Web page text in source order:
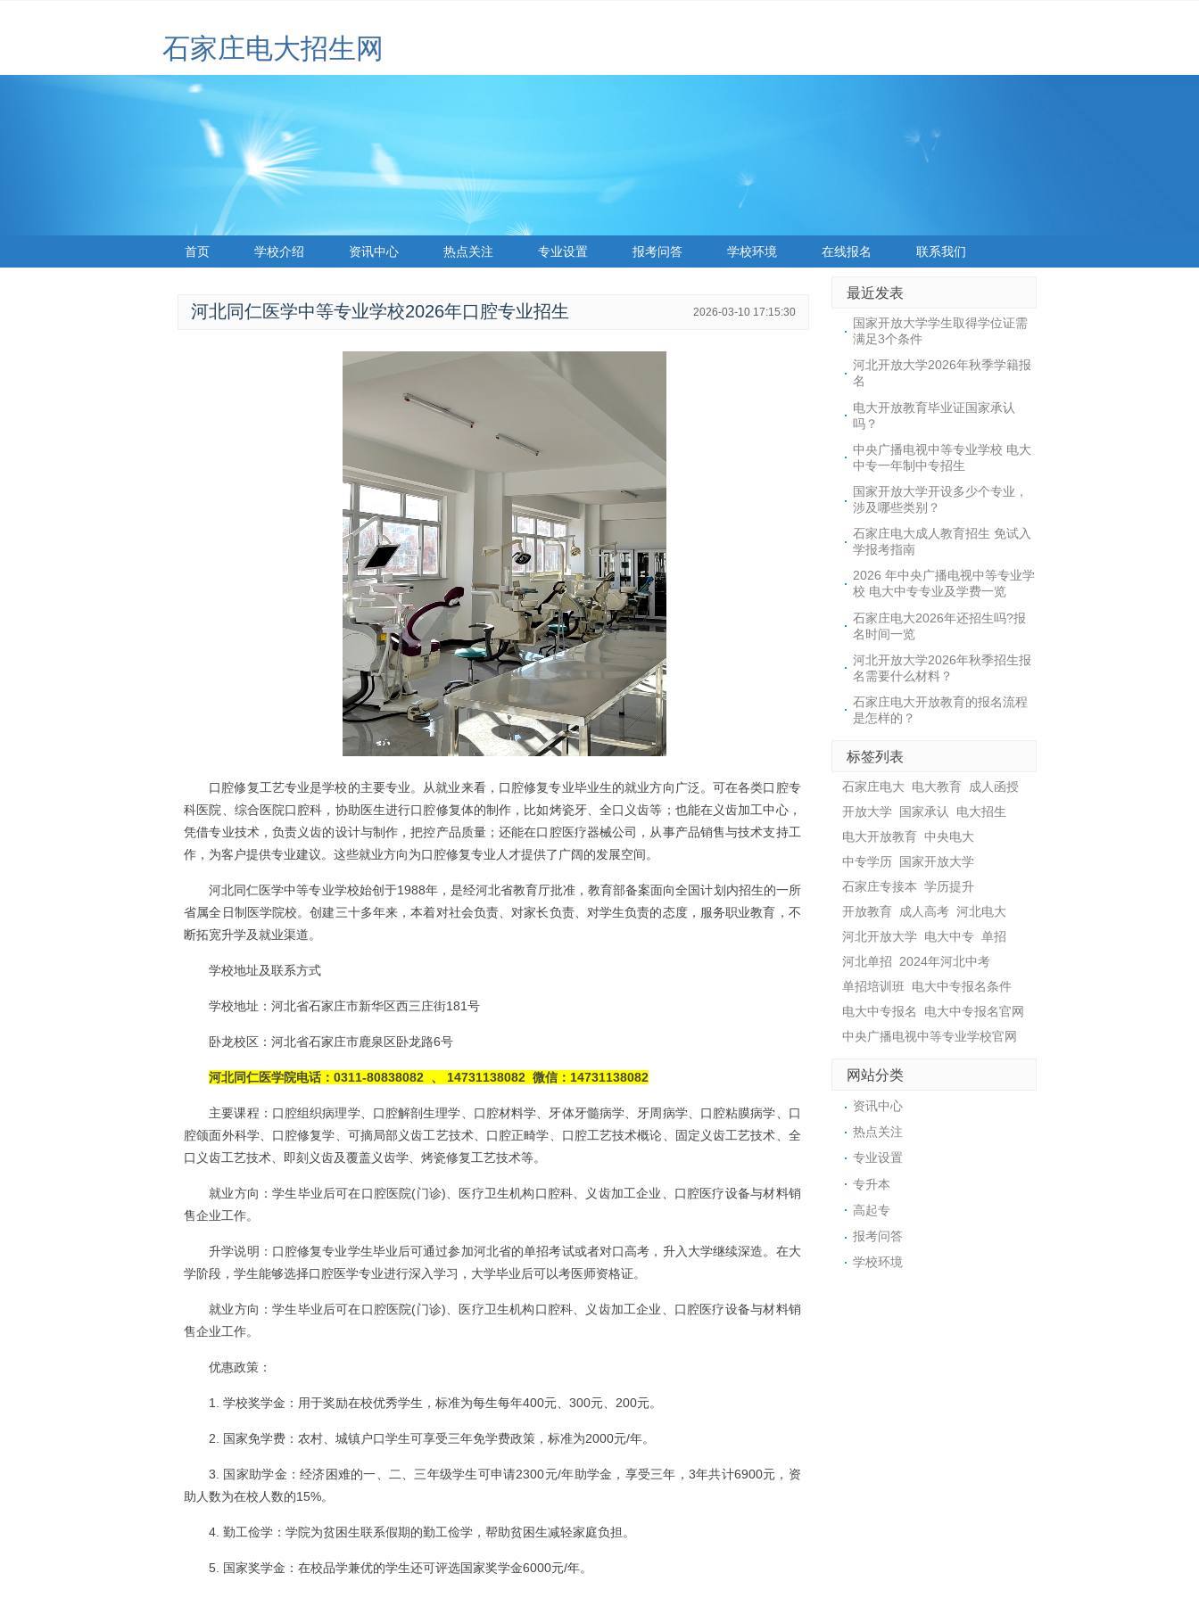
石家庄电大招生网
首页 学校介绍 资讯中心 热点关注 专业设置 报考问答 学校环境 在线报名 联系我们
河北同仁医学中等专业学校2026年口腔专业招生 2026-03-10 17:15:30
口腔修复工艺专业是学校的主要专业。从就业来看，口腔修复专业毕业生的就业方向广泛。可在各类口腔专
科医院、综合医院口腔科，协助医生进行口腔修复体的制作，比如烤瓷牙、全口义齿等；也能在义齿加工中心，
凭借专业技术，负责义齿的设计与制作，把控产品质量；还能在口腔医疗器械公司，从事产品销售与技术支持工
作，为客户提供专业建议。这些就业方向为口腔修复专业人才提供了广阔的发展空间。
河北同仁医学中等专业学校始创于1988年，是经河北省教育厅批准，教育部备案面向全国计划内招生的一所
省属全日制医学院校。创建三十多年来，本着对社会负责、对家长负责、对学生负责的态度，服务职业教育，不
断拓宽升学及就业渠道。
学校地址及联系方式
学校地址：河北省石家庄市新华区西三庄街181号
卧龙校区：河北省石家庄市鹿泉区卧龙路6号
河北同仁医学院电话：0311-80838082 、 14731138082 微信：14731138082
主要课程：口腔组织病理学、口腔解剖生理学、口腔材料学、牙体牙髓病学、牙周病学、口腔粘膜病学、口
腔颌面外科学、口腔修复学、可摘局部义齿工艺技术、口腔正畸学、口腔工艺技术概论、固定义齿工艺技术、全
口义齿工艺技术、即刻义齿及覆盖义齿学、烤瓷修复工艺技术等。
就业方向：学生毕业后可在口腔医院(门诊)、医疗卫生机构口腔科、义齿加工企业、口腔医疗设备与材料销
售企业工作。
升学说明：口腔修复专业学生毕业后可通过参加河北省的单招考试或者对口高考，升入大学继续深造。在大
学阶段，学生能够选择口腔医学专业进行深入学习，大学毕业后可以考医师资格证。
就业方向：学生毕业后可在口腔医院(门诊)、医疗卫生机构口腔科、义齿加工企业、口腔医疗设备与材料销
售企业工作。
优惠政策：
1. 学校奖学金：用于奖励在校优秀学生，标准为每生每年400元、300元、200元。
2. 国家免学费：农村、城镇户口学生可享受三年免学费政策，标准为2000元/年。
3. 国家助学金：经济困难的一、二、三年级学生可申请2300元/年助学金，享受三年，3年共计6900元，资
助人数为在校人数的15%。
4. 勤工俭学：学院为贫困生联系假期的勤工俭学，帮助贫困生减轻家庭负担。
5. 国家奖学金：在校品学兼优的学生还可评选国家奖学金6000元/年。
最近发表
国家开放大学学生取得学位证需
满足3个条件
河北开放大学2026年秋季学籍报
名
电大开放教育毕业证国家承认
吗？
中央广播电视中等专业学校 电大
中专一年制中专招生
国家开放大学开设多少个专业，
涉及哪些类别？
石家庄电大成人教育招生 免试入
学报考指南
2026 年中央广播电视中等专业学
校 电大中专专业及学费一览
石家庄电大2026年还招生吗?报
名时间一览
河北开放大学2026年秋季招生报
名需要什么材料？
石家庄电大开放教育的报名流程
是怎样的？
标签列表
石家庄电大 电大教育 成人函授
开放大学
国家承认
电大招生
电大开放教育 中央电大
中专学历
国家开放大学
石家庄专接本 学历提升
开放教育 成人高考 河北电大
河北开放大学 电大中专 单招
河北单招 2024年河北中考
单招培训班 电大中专报名条件
电大中专报名
电大中专报名官网
中央广播电视中等专业学校官网
网站分类
资讯中心
热点关注
专业设置
专升本
高起专
报考问答
学校环境